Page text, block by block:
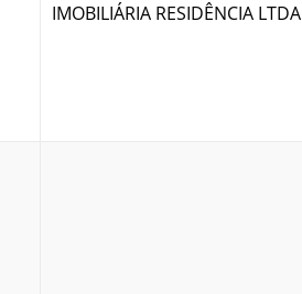
IMOBILIÁRIA RESIDÊNCIA LTDA